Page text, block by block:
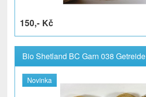
150,- Kč
Bio Shetland BC Garn 038 Getreide
Novinka